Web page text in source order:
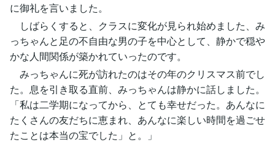
に御礼を言いました。
しばらくすると、クラスに変化が見られ始めました、み
っちゃんと足の不自由な男の子を中心として、静かで穏や
かな人間関係が築かれていったのです。
みっちゃんに死が訪れたのはその年のクリスマス前でし
た。息を引き取る直前、みっちゃんは静かに話しました。
「私は二学期になってから、とても幸せだった。あんなに
たくさんの友だちに恵まれ、あんなに楽しい時間を過ごせ
たことは本当の宝でした」と。」